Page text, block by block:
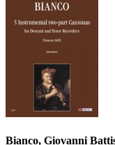
Bianco, Giovanni